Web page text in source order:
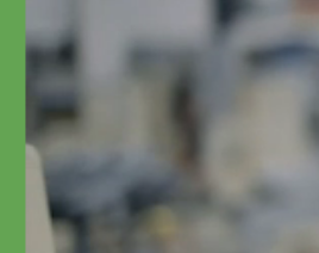
Timofej Kuljabin, Christian
Bosse, Johanna Wehner und Luise
Voigt zusammenarbeitete.
In der Spielzeit 2002/2003 wurde
als »Beste
in der Zeitschrift »Theater heute«
nominiert. 2006 erhielt sie den
Publikumspreis in Bad Hersfeld,
am Düsseldorfer
der Spielzeit 2017/18 kam sie als